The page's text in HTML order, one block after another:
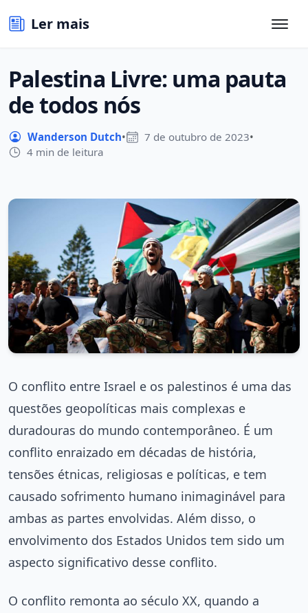
Ler mais
Palestina Livre: uma pauta
de todos nós
Wanderson Dutch• 7 de outubro de 2023•
4 min de leitura
O conflito entre Israel e os palestinos é uma das
questões geopolíticas mais complexas e
duradouras do mundo contemporâneo. É um
conflito enraizado em décadas de história,
tensões étnicas, religiosas e políticas, e tem
causado sofrimento humano inimaginável para
ambas as partes envolvidas. Além disso, o
envolvimento dos Estados Unidos tem sido um
aspecto significativo desse conflito.
O conflito remonta ao século XX, quando a